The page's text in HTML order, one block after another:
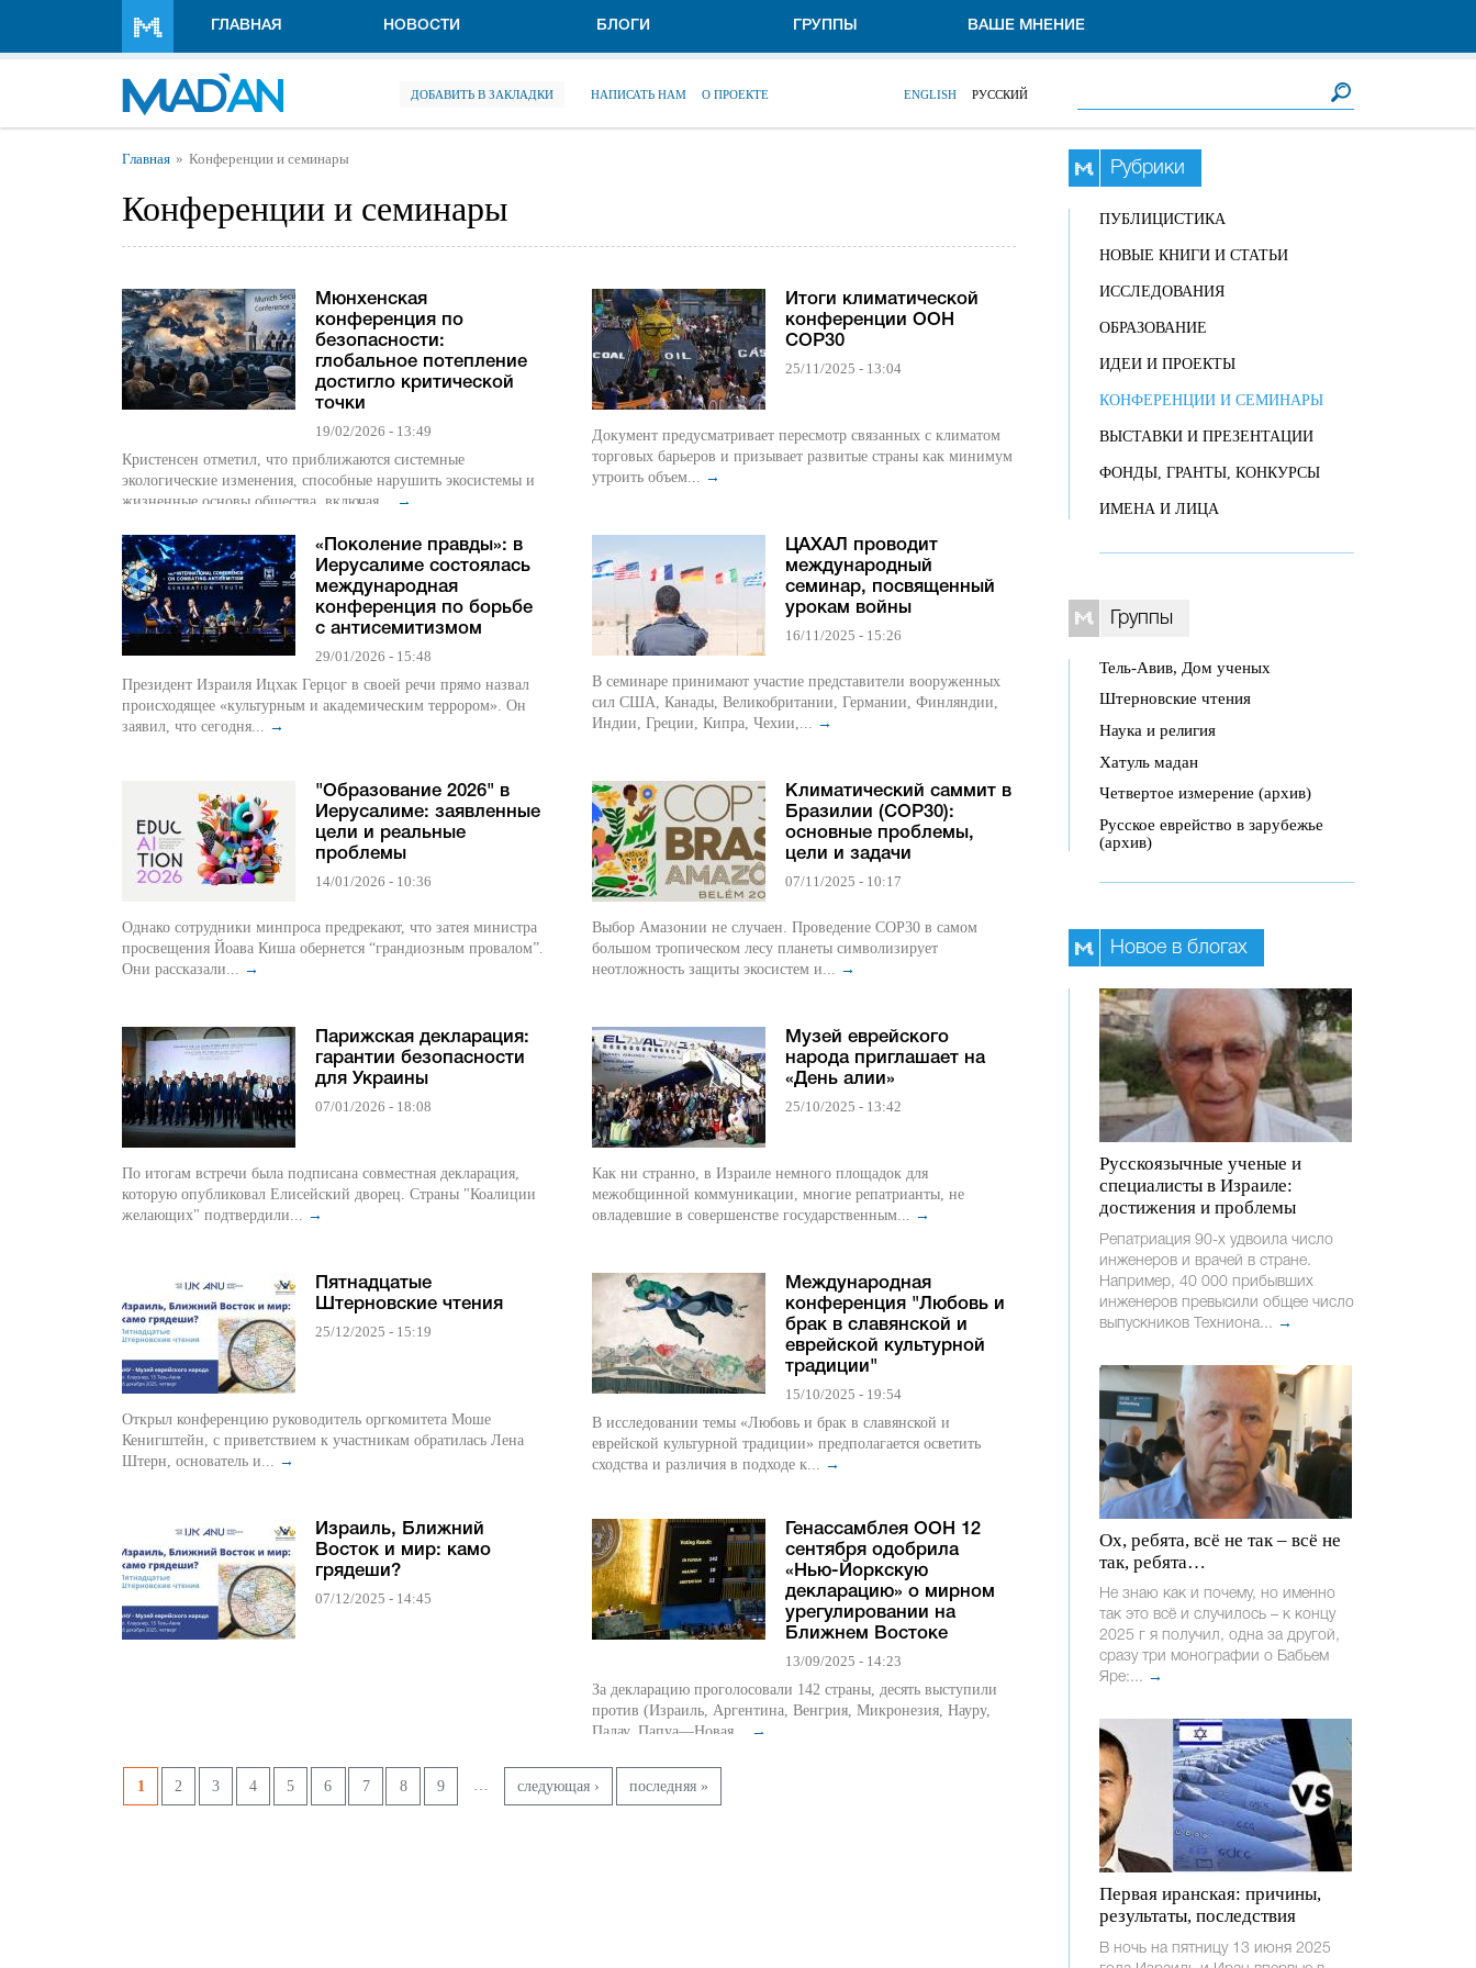
ГЛАВНАЯ НОВОСТИ БЛОГИ ГРУППЫ ВАШЕ МНЕНИЕ
ДОБАВИТЬ В ЗАКЛАДКИ НАПИСАТЬ НАМ О ПРОЕКТЕ ENGLISH РУССКИЙ
Вы здесь
Главная Конференции и семинары
Конференции и семинары
Мюнхенская
конференция по
безопасности:
глобальное потепление
достигло критической
точки
19/02/2026 - 13:49
Кристенсен отметил, что приближаются системные
экологические изменения, способные нарушить экосистемы и
жизненные основы общества, включая...
→
«Поколение правды»: в
Иерусалиме состоялась
международная
конференция по борьбе
с антисемитизмом
29/01/2026 - 15:48
Президент Израиля Ицхак Герцог в своей речи прямо назвал
происходящее «культурным и академическим террором». Он
заявил, что сегодня...
→
"Образование 2026" в
Иерусалиме: заявленные
цели и реальные
проблемы
14/01/2026 - 10:36
Однако сотрудники минпроса предрекают, что затея министра
просвещения Йоава Киша обернется “грандиозным провалом”.
Они рассказали... →
Парижская декларация:
гарантии безопасности
для Украины
07/01/2026 - 18:08
По итогам встречи была подписана совместная декларация,
которую опубликовал Елисейский дворец. Страны "Коалиции
желающих" подтвердили... →
Пятнадцатые
Штерновские чтения
25/12/2025 - 15:19
Открыл конференцию руководитель оргкомитета Моше
Кенигштейн, с приветствием к участникам обратилась Лена
Штерн, основатель и... →
Израиль, Ближний
Восток и мир: камо
грядеши?
07/12/2025 - 14:45
Итоги климатической
конференции ООН
COP30
25/11/2025 - 13:04
Документ предусматривает пересмотр связанных с климатом
торговых барьеров и призывает развитые страны как минимум
утроить объем... →
ЦАХАЛ проводит
международный
семинар, посвященный
урокам войны
16/11/2025 - 15:26
В семинаре принимают участие представители вооруженных
сил США, Канады, Великобритании, Германии, Финляндии,
Индии, Греции, Кипра, Чехии,... →
Климатический саммит в
Бразилии (COP30):
основные проблемы,
цели и задачи
07/11/2025 - 10:17
Выбор Амазонии не случаен. Проведение COP30 в самом
большом тропическом лесу планеты символизирует
неотложность защиты экосистем и... →
Музей еврейского
народа приглашает на
«День алии»
25/10/2025 - 13:42
Как ни странно, в Израиле немного площадок для
межобщинной коммуникации, многие репатрианты, не
овладевшие в совершенстве государственным... →
Международная
конференция "Любовь и
брак в славянской и
еврейской культурной
традиции"
15/10/2025 - 19:54
В исследовании темы «Любовь и брак в славянской и
еврейской культурной традиции» предполагается осветить
сходства и различия в подходе к...
→
Генассамблея ООН 12
сентября одобрила
«Нью-Йоркскую
декларацию» о мирном
урегулировании на
Ближнем Востоке
13/09/2025 - 14:23
За декларацию проголосовали 142 страны, десять выступили
против (Израиль, Аргентина, Венгрия, Микронезия, Науру,
Палау, Папуа—Новая...
→
Страницы
1 2 3 4 5 6 7 8 9 следующая › последняя »
Рубрики
ПУБЛИЦИСТИКА
НОВЫЕ КНИГИ И СТАТЬИ
ИССЛЕДОВАНИЯ
ОБРАЗОВАНИЕ
ИДЕИ И ПРОЕКТЫ
КОНФЕРЕНЦИИ И СЕМИНАРЫ
ВЫСТАВКИ И ПРЕЗЕНТАЦИИ
ФОНДЫ, ГРАНТЫ, КОНКУРСЫ
ИМЕНА И ЛИЦА
Группы
Тель-Авив, Дом ученых
Штерновские чтения
Наука и религия
Хатуль мадан
Четвертое измерение (архив)
Русское еврейство в зарубежье
(архив)
Новое в блогах
Русскоязычные ученые и
специалисты в Израиле:
достижения и проблемы
Репатриация 90-х удвоила число
инженеров и врачей в стране.
Например, 40 000 прибывших
инженеров превысили общее число
выпускников Техниона... →
Ох, ребята, всё не так – всё не
так, ребята…
Не знаю как и почему, но именно
так это всё и случилось – к концу
2025 г я получил, одна за другой,
сразу три монографии о Бабьем
Яре:... →
Первая иранская: причины,
результаты, последствия
В ночь на пятницу 13 июня 2025